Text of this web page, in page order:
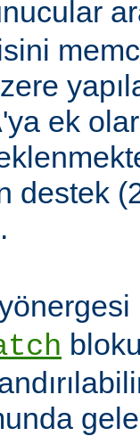
ek
destek